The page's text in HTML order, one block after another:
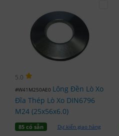
5.0
#W41M250AE0 Lông Đền Lò Xo
Đĩa Thép Lò Xo DIN6796
M24 (25x56x6.0)
85 có sẵn Dự kiến giao hàng